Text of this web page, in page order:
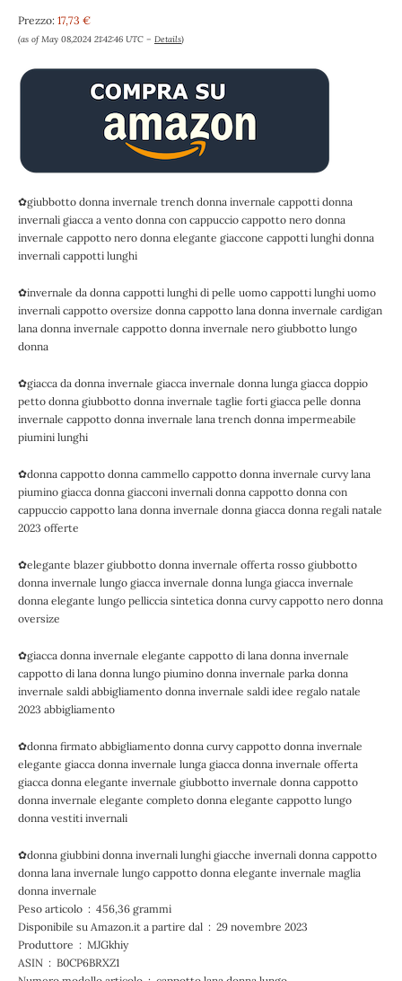
Prezzo: 17,73 €
(as of May 08,2024 21:42:46 UTC – Details)
✿giubbotto donna invernale trench donna invernale cappotti donna
invernali giacca a vento donna con cappuccio cappotto nero donna
invernale cappotto nero donna elegante giaccone cappotti lunghi donna
invernali cappotti lunghi
✿invernale da donna cappotti lunghi di pelle uomo cappotti lunghi uomo
invernali cappotto oversize donna cappotto lana donna invernale cardigan
lana donna invernale cappotto donna invernale nero giubbotto lungo
donna
✿giacca da donna invernale giacca invernale donna lunga giacca doppio
petto donna giubbotto donna invernale taglie forti giacca pelle donna
invernale cappotto donna invernale lana trench donna impermeabile
piumini lunghi
✿donna cappotto donna cammello cappotto donna invernale curvy lana
piumino giacca donna giacconi invernali donna cappotto donna con
cappuccio cappotto lana donna invernale donna giacca donna regali natale
2023 offerte
✿elegante blazer giubbotto donna invernale offerta rosso giubbotto
donna invernale lungo giacca invernale donna lunga giacca invernale
donna elegante lungo pelliccia sintetica donna curvy cappotto nero donna
oversize
✿giacca donna invernale elegante cappotto di lana donna invernale
cappotto di lana donna lungo piumino donna invernale parka donna
invernale saldi abbigliamento donna invernale saldi idee regalo natale
2023 abbigliamento
✿donna firmato abbigliamento donna curvy cappotto donna invernale
elegante giacca donna invernale lunga giacca donna invernale offerta
giacca donna elegante invernale giubbotto invernale donna cappotto
donna invernale elegante completo donna elegante cappotto lungo
donna vestiti invernali
✿donna giubbini donna invernali lunghi giacche invernali donna cappotto
donna lana invernale lungo cappotto donna elegante invernale maglia
donna invernale
Peso articolo ‏ : ‎ 456,36 grammi
Disponibile su Amazon.it a partire dal ‏ : ‎ 29 novembre 2023
Produttore ‏ : ‎ MJGkhiy
ASIN ‏ : ‎ B0CP6BRXZ1